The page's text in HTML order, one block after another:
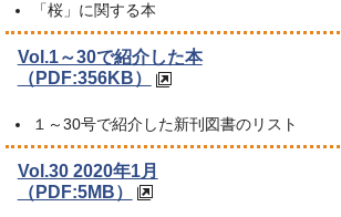
「桜」に関する本
Vol.1～30で紹介した本
（PDF:356KB）
１～30号で紹介した新刊図書のリスト
Vol.30 2020年1月
（PDF:5MB）